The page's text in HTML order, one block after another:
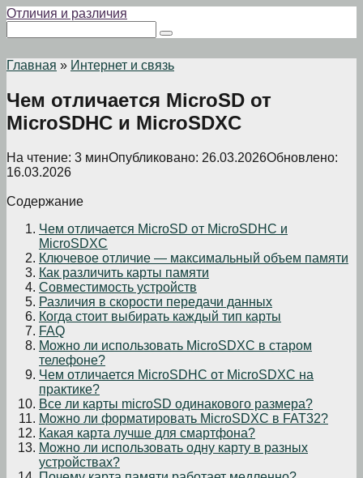
Перейти
контенту
Отличия и различия
Главная » Интернет и связь
Чем отличается MicroSD от
MicroSDHC и MicroSDXC
На чтение: 3 минОпубликовано: 26.03.2026Обновлено:
16.03.2026
Содержание
Чем отличается MicroSD от MicroSDHC и
MicroSDXC
Ключевое отличие — максимальный объем памяти
Как различить карты памяти
Совместимость устройств
Различия в скорости передачи данных
Когда стоит выбирать каждый тип карты
FAQ
Можно ли использовать MicroSDXC в старом
телефоне?
Чем отличается MicroSDHC от MicroSDXC на
практике?
Все ли карты microSD одинакового размера?
Можно ли форматировать MicroSDXC в FAT32?
Какая карта лучше для смартфона?
Можно ли использовать одну карту в разных
устройствах?